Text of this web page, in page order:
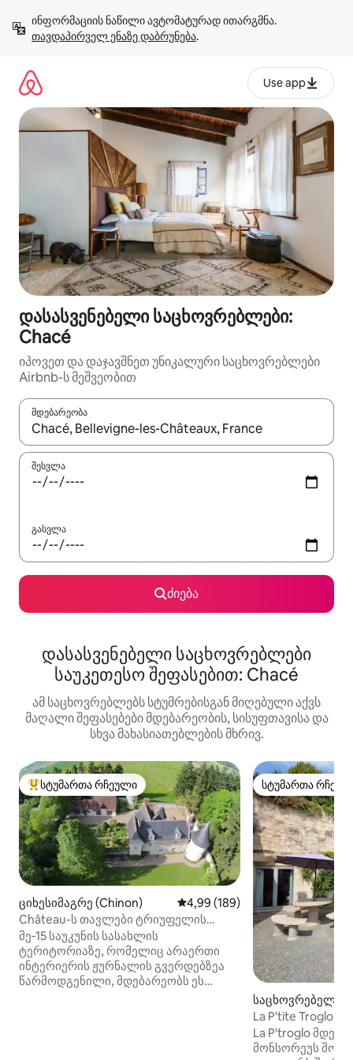
გადასვლა
თავდაპირველ ენაზე დაბრუნება.
Use app
დასასვენებელი საცხოვრებლები:
Chacé
იპოვეთ და დაჯავშნეთ უნიკალური საცხოვრებლები
Airbnb-ს მეშვეობით
მდებარეობა
როცა შედეგები ხელმისაწვდომი გახდება, ნავიგაციისთვის
შესვლა
გასვლა
ძიება
დასასვენებელი საცხოვრებლები
საუკეთესო შეფასებით: Chacé
ამ საცხოვრებლებს სტუმრებისგან მიღებული აქვს
მაღალი შეფასებები მდებარეობის, სისუფთავისა და
სხვა მახასიათებლების მხრივ.
სტუმართა რჩეული მოწინავე ვარიანტი
სტუმართა რჩეული
ციხესიმაგრე (Chinon) საშუალო შეფასებაა 5‑დან
4,99 (189)
Château-ს თავლები ტრიუფელის
ბაღით
მე‑15 საუკუნის სასახლის
ტერიტორიაზე, რომელიც არაერთი
ინტერიერის ჟურნალის გვერდებზეა
წარმოდგენილი, მდებარეობს ეს
სტუმართა
სტუმართა
საცხოვრებელი
La P'tite Troglo -
La P'troglo
მონსორეუს